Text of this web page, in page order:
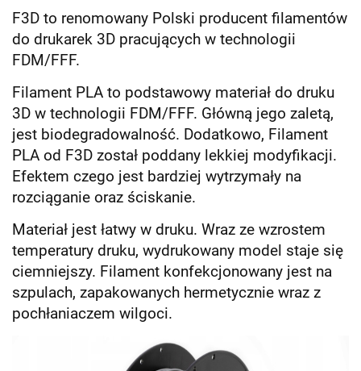
F3D to renomowany Polski producent filamentów
do drukarek 3D pracujących w technologii
FDM/FFF.
Filament PLA to podstawowy materiał do druku
3D w technologii FDM/FFF. Główną jego zaletą,
jest biodegradowalność. Dodatkowo, Filament
PLA od F3D został poddany lekkiej modyfikacji.
Efektem czego jest bardziej wytrzymały na
rozciąganie oraz ściskanie.
Materiał jest łatwy w druku. Wraz ze wzrostem
temperatury druku, wydrukowany model staje się
ciemniejszy. Filament konfekcjonowany jest na
szpulach, zapakowanych hermetycznie wraz z
pochłaniaczem wilgoci.